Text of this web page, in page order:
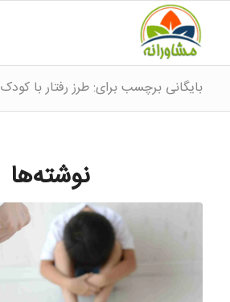
بایگانی برچسب برای: طرز رفتار با کودک 11 ساله
نوشته‌ها